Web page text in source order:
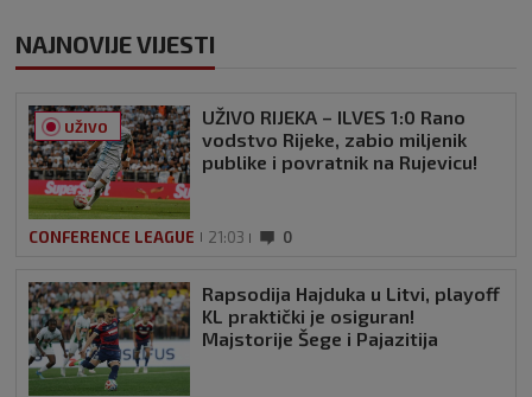
NAJNOVIJE VIJESTI
UŽIVO
UŽIVO RIJEKA – ILVES 1:0 Rano
vodstvo Rijeke, zabio miljenik
publike i povratnik na Rujevicu!
CONFERENCE LEAGUE 21:03 0
Rapsodija Hajduka u Litvi, playoff
KL praktički je osiguran!
Majstorije Šege i Pajazitija